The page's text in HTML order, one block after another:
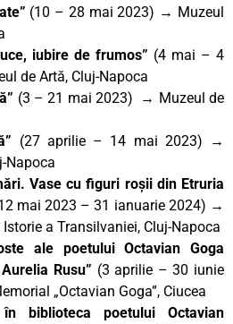
(10 – 28 mai 2023) → Muzeul
iubire de frumos” (4 mai – 4
de Artă, Cluj-Napoca
(3 – 21 mai 2023) → Muzeul de
(27 aprilie – 14 mai 2023) →
Napoca
Vase cu figuri roșii din Etruria
mai 2023 – 31 ianuarie 2024) →
a Transilvaniei, Cluj-Napoca
ale poetului Octavian Goga
Rusu” (3 aprilie – 30 iunie
„Octavian Goga”, Ciucea
biblioteca poetului Octavian